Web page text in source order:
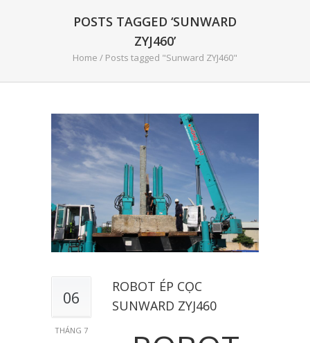
POSTS TAGGED ‘SUNWARD
ZYJ460’
Home / Posts tagged "Sunward ZYJ460"
06
THÁNG 7
ROBOT ÉP CỌC
SUNWARD ZYJ460